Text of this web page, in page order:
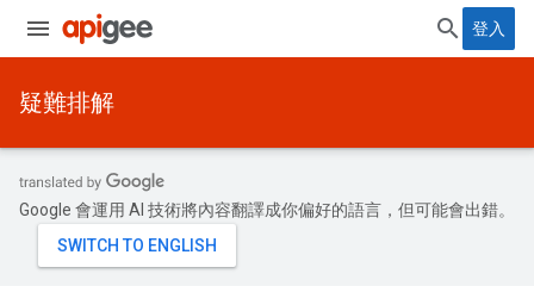
登入
疑難排解
Google 會運用 AI 技術將內容翻譯成你偏好的語言，但可能會出錯。